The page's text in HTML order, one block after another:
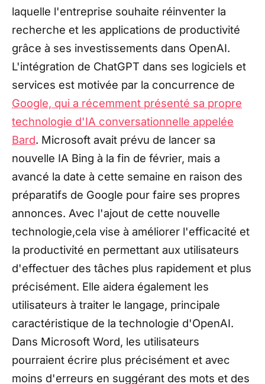
laquelle l'entreprise souhaite réinventer la
recherche et les applications de productivité
grâce à ses investissements dans OpenAI.
L'intégration de ChatGPT dans ses logiciels et
services est motivée par la concurrence de
Google, qui a récemment présenté sa propre
technologie d'IA conversationnelle appelée
Bard. Microsoft avait prévu de lancer sa
nouvelle IA Bing à la fin de février, mais a
avancé la date à cette semaine en raison des
préparatifs de Google pour faire ses propres
annonces. Avec l'ajout de cette nouvelle
technologie,cela vise à améliorer l'efficacité et
la productivité en permettant aux utilisateurs
d'effectuer des tâches plus rapidement et plus
précisément. Elle aidera également les
utilisateurs à traiter le langage, principale
caractéristique de la technologie d'OpenAI.
Dans Microsoft Word, les utilisateurs
pourraient écrire plus précisément et avec
moins d'erreurs en suggérant des mots et des